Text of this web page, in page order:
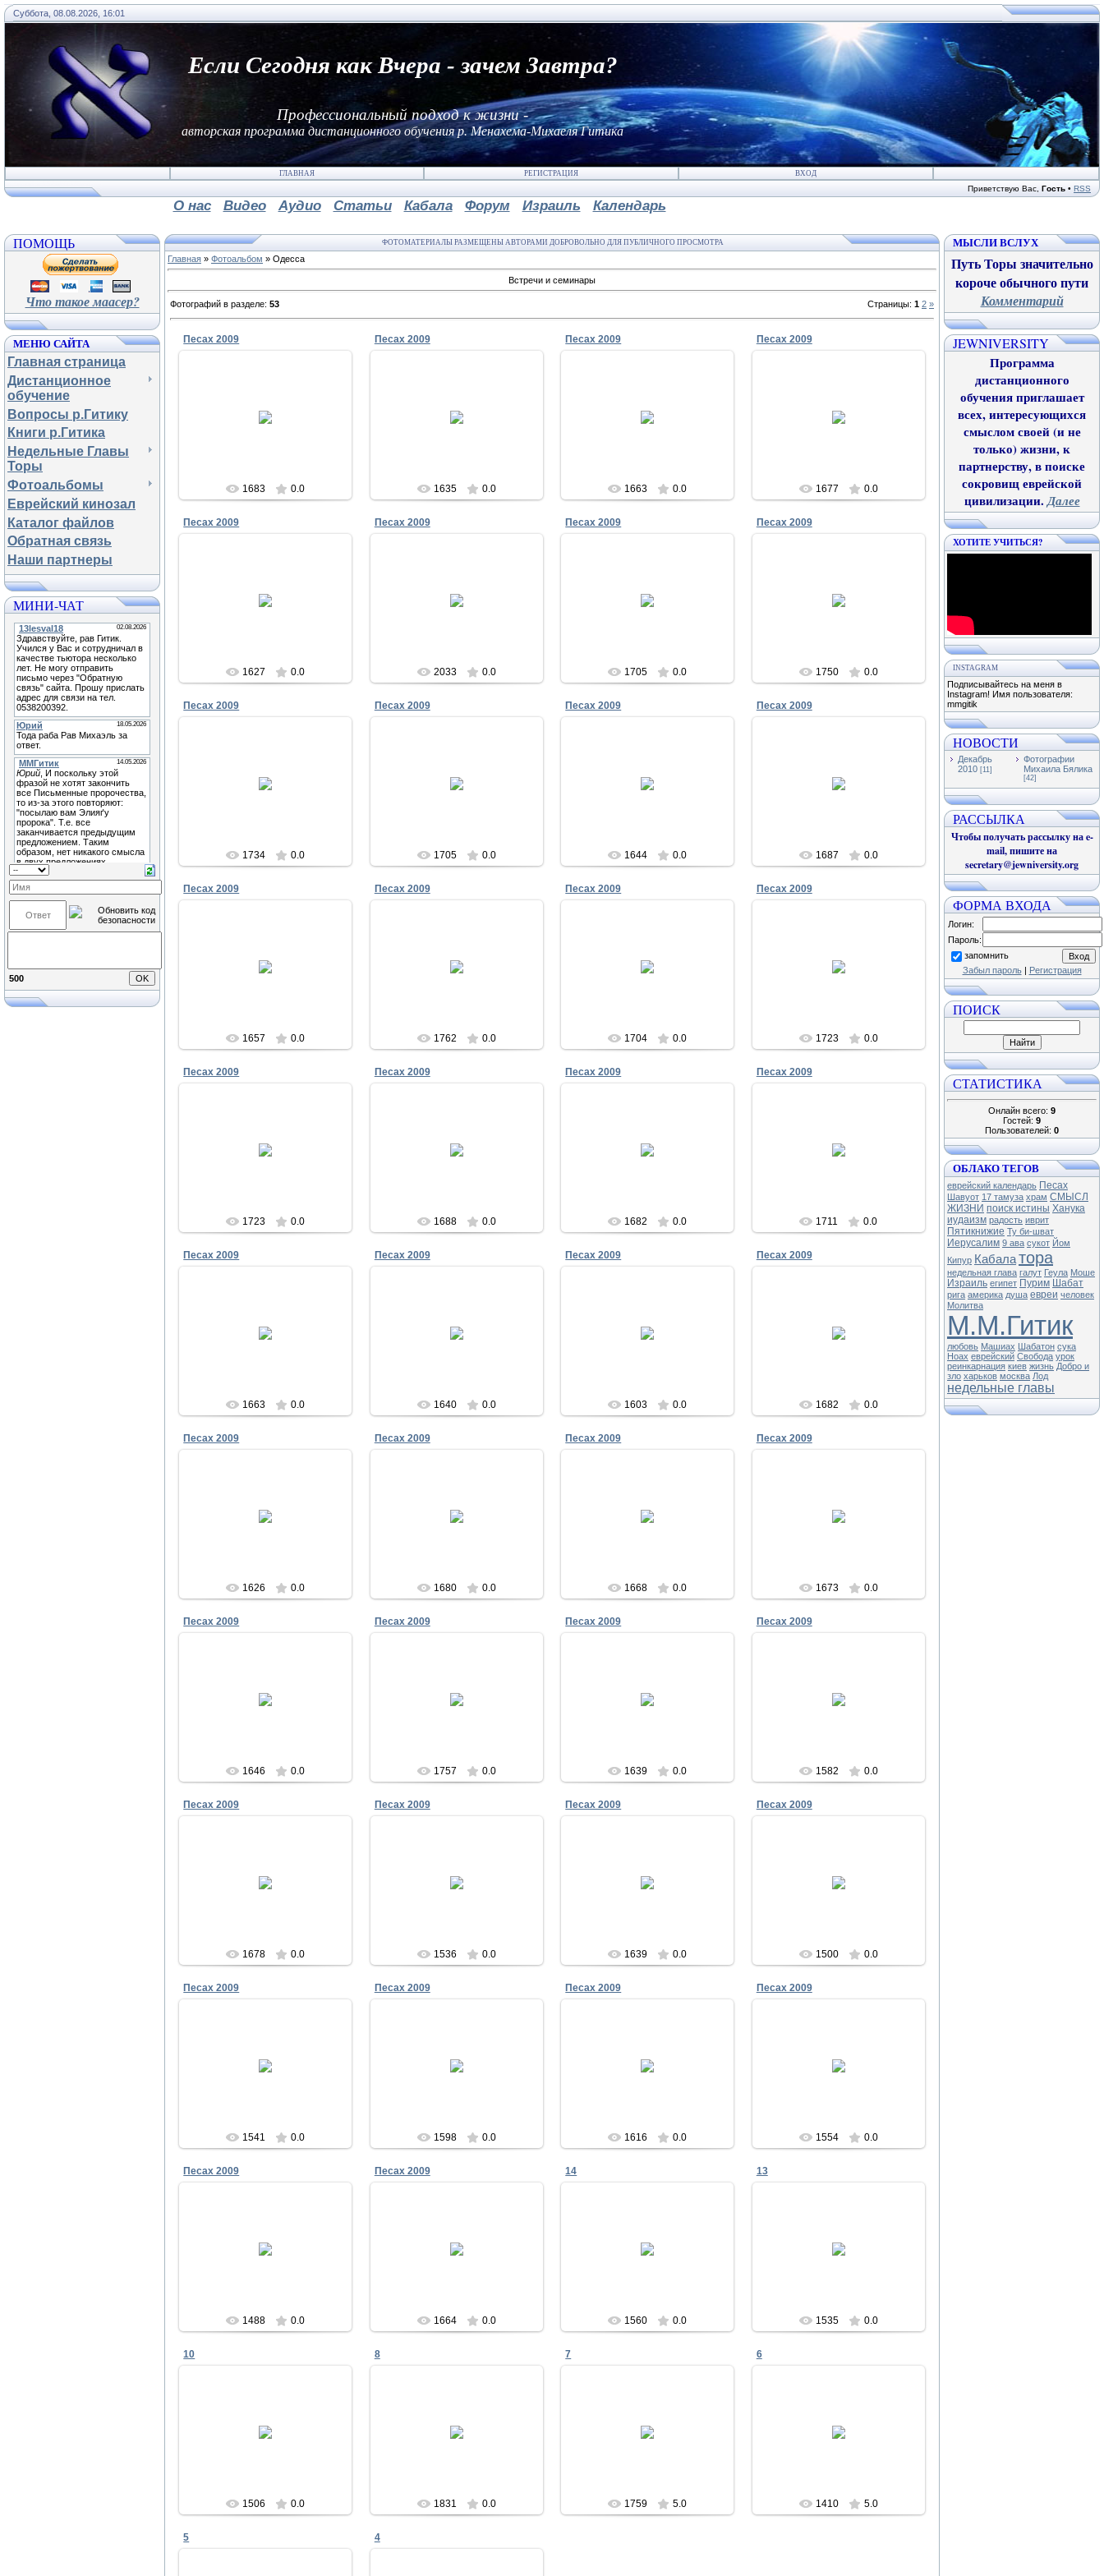
Суббота, 08.08.2026, 16:01
Если Сегодня как Вчера - зачем Завтра?
Профессиональный подход к жизни -
авторская программа дистанционного обучения р. Менахема-Михаеля Гитика
ГЛАВНАЯ РЕГИСТРАЦИЯ ВХОД
Приветствую Вас Гость • RSS
О нас Видео Аудио Статьи Кабала Форум Израиль Календарь
ПОМОЩЬ
Что такое маасер?
МЕНЮ САЙТА
Главная страница
Дистанционное
обучение
Вопросы р.Гитику
Книги р.Гитика
Недельные Главы
Торы
Фотоальбомы
Еврейский кинозал
Каталог файлов
Обратная связь
Наши партнеры
МИНИ-ЧАТ
500
ФОТОМАТЕРИАЛЫ РАЗМЕЩЕНЫ АВТОРАМИ ДОБРОВОЛЬНО ДЛЯ ПУБЛИЧНОГО ПРОСМОТРА
Главная » Фотоальбом » Одесса
Встречи и семинары
Фотографий в разделе: 53 Страницы: 1 2 »
Песах 2009
Песах в Чабанке 2009
1683 0.0
Песах 2009
Песах в Чабанке 2009
1635 0.0
Песах 2009
Песах в Чабанке 2009
1663 0.0
Песах 2009
Песах в Чабанке 2009
1677 0.0
Песах 2009
Песах в Чабанке 2009
1627 0.0
Песах 2009
Песах в Чабанке 2009
2033 0.0
Песах 2009
Песах в Чабанке 2009
1705 0.0
Песах 2009
Песах в Чабанке 2009
1750 0.0
Песах 2009
Песах в Чабанке 2009
1734 0.0
Песах 2009
Песах в Чабанке 2009
1705 0.0
Песах 2009
Песах в Чабанке 2009
1644 0.0
Песах 2009
Песах в Чабанке 2009
1687 0.0
Песах 2009
Песах в Чабанке 2009
1657 0.0
Песах 2009
Песах в Чабанке 2009
1762 0.0
Песах 2009
Песах в Чабанке 2009
1704 0.0
Песах 2009
Песах в Чабанке 2009
1723 0.0
Песах 2009
Песах в Чабанке 2009
1723 0.0
Песах 2009
Песах в Чабанке 2009
1688 0.0
Песах 2009
Песах в Чабанке 2009
1682 0.0
Песах 2009
Песах в Чабанке 2009
1711 0.0
Песах 2009
Песах в Чабанке 2009
1663 0.0
Песах 2009
Песах в Чабанке 2009
1640 0.0
Песах 2009
Песах в Чабанке 2009
1603 0.0
Песах 2009
Песах в Чабанке 2009
1682 0.0
Песах 2009
Песах в Чабанке 2009
1626 0.0
Песах 2009
Песах в Чабанке 2009
1680 0.0
Песах 2009
Песах в Чабанке 2009
1668 0.0
Песах 2009
Песах в Чабанке 2009
1673 0.0
Песах 2009
Песах в Чабанке 2009
1646 0.0
Песах 2009
Песах в Чабанке 2009
1757 0.0
Песах 2009
Песах в Чабанке 2009
1639 0.0
Песах 2009
Песах в Чабанке 2009
1582 0.0
Песах 2009
Песах в Чабанке 2009
1678 0.0
Песах 2009
Песах в Чабанке 2009
1536 0.0
Песах 2009
Песах в Чабанке 2009
1639 0.0
Песах 2009
Песах в Чабанке 2009
1500 0.0
Песах 2009
Песах в Чабанке 2009
1541 0.0
Песах 2009
Песах в Чабанке 2009
1598 0.0
Песах 2009
Песах в Чабанке 2009
1616 0.0
Песах 2009
Песах в Чабанке 2009
1554 0.0
Песах 2009
Песах в Чабанке 2009
1488 0.0
Песах 2009
Песах в Чабанке
1664 0.0
14
Семинар
1560 0.0
13
Семинар
1535 0.0
10
Семинар
1506 0.0
8
Обратная связь
1831 0.0
7
Я (Татьяна) и рав. Гитик
1759 5.0
6
Рав. Гитик
1410 5.0
5 4
МЫСЛИ ВСЛУХ
Путь Торы значительно
короче обычного пути
Комментарий
JEWNIVERSITY
Программа
дистанционного
обучения приглашает
всех, интересующихся
смыслом своей (и не
только) жизни, к
партнерству, в поиске
сокровищ еврейской
цивилизации.Далее
ХОТИТЕ УЧИТЬСЯ?
INSTAGRAM
Подписывайтесь на меня в
Instagram! Имя пользователя:
mmgitik
НОВОСТИ
Декабрь
2010 [11]
Фотографии
Михаила Бялика
[42]
РАССЫЛКА
Чтобы получать рассылку на e-
mail, пишите на
secretary@jewniversity.org
ФОРМА ВХОДА
Логин:
Пароль:
запомнить
Забыл пароль| Регистрация
ПОИСК
СТАТИСТИКА
Онлайн всего: 9
Гостей: 9
Пользователей: 0
ОБЛАКО ТЕГОВ
еврейский календарь Песах
Шавуот 17 тамуза храм СМЫСЛ
ЖИЗНИ поиск истины Ханука
иудаизм радость иврит
Пятикнижие Ту би-шват
Иерусалим 9 ава сукот Йом
Кипур Кабалатора
недельная глава галут Геула Моше
Израиль египет Пурим Шабат
рига америка душа евреи человек
Молитва
М.М.Гитик
любовь Машиах Шабатон сука
Ноах еврейский Свобода урок
реинкарнация киев жизнь Добро и
зло харьков москва Лод
недельные главы